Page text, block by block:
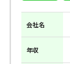
会社名
年収